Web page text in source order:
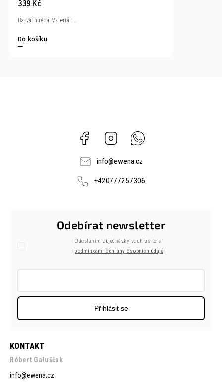
339 Kč
Do košíku
Barva: hnědá Materiál:...
Facebook Instagram
info@ewena.cz
+420777257306
KONTAKT
Róbert Galuščak
info@ewena.cz
Odebírat newsletter
Odesláním objednávky souhlasíte s
podmínkami ochrany osobních údajů
Přihlásit se